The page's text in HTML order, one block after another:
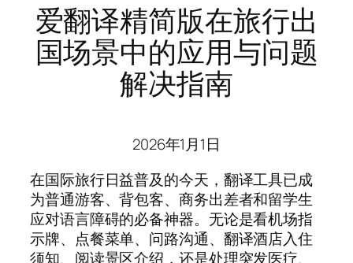
爱翻译精简版在旅行出
国场景中的应用与问题
解决指南
2026年1月1日
在国际旅行日益普及的今天，翻译工具已成
为普通游客、背包客、商务出差者和留学生
应对语言障碍的必备神器。无论是看机场指
示牌、点餐菜单、问路沟通、翻译酒店入住
须知、阅读景区介绍，还是处理突发医疗、